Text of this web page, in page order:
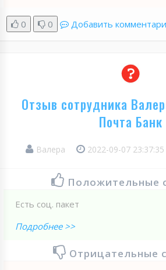
0 0 Добавить
Отзыв сотрудника
Почта Банк
Валера 2022-09-07 23:37:35
Положительные
Есть соц. пакет
Подробнее >>
Отрицательные